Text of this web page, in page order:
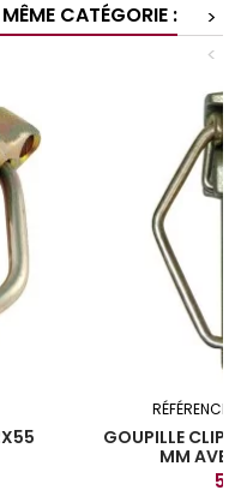
CATÉGORIE :
>
<
RÉFÉRENCE:
GOUPILLE
MM
Prix